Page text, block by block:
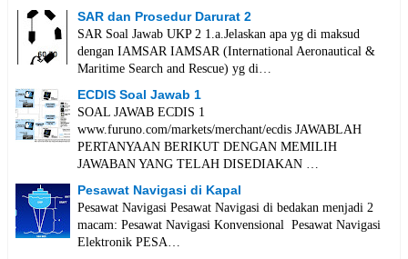
SAR dan Prosedur Darurat 2
SAR Soal Jawab UKP 2 1.a.Jelaskan apa yg di maksud
dengan IAMSAR IAMSAR (International Aeronautical &
Maritime Search and Rescue) yg di…
ECDIS Soal Jawab 1
SOAL JAWAB ECDIS 1
www.furuno.com/markets/merchant/ecdis JAWABLAH
PERTANYAAN BERIKUT DENGAN MEMILIH
JAWABAN YANG TELAH DISEDIAKAN …
Pesawat Navigasi di Kapal
Pesawat Navigasi Pesawat Navigasi di bedakan menjadi 2
macam: Pesawat Navigasi Konvensional Pesawat Navigasi
Elektronik PESA…